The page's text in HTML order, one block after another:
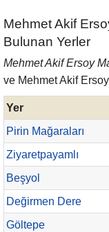
Mehmet Akif
Bulunan Yerler
Mehmet Akif Ersoy
ve Mehmet Akif
Yer
Pirin Mağaraları
Ziyaretpayamlı
Beşyol
Değirmen Dere
Göltepe